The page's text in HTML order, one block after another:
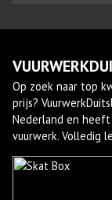
Op zoek naar top
prijs?
Nederland en heeft
vuurwerk. Volledig